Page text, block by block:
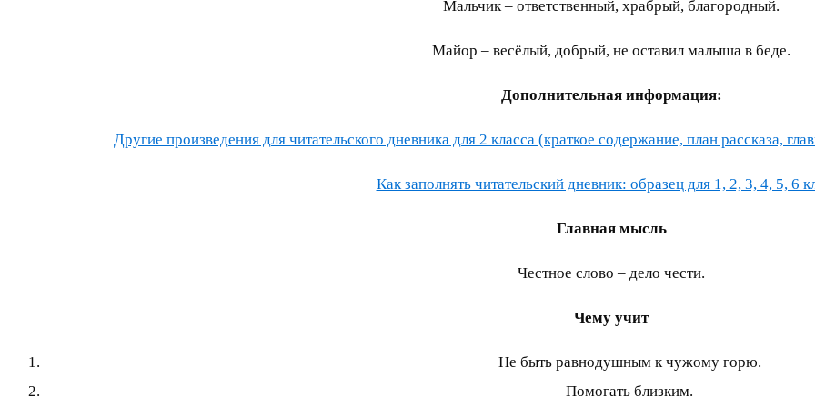
Мальчик – ответственный, храбрый, благородный.
Майор – весёлый, добрый, не оставил малыша в беде.
Дополнительная информация:
Другие произведения для читательского дневника для 2 класса (краткое содержание, план рассказа,
Как заполнять читательский дневник: образец для 1, 2, 3, 4, 5, 6
Главная мысль
Честное слово – дело чести.
Чему учит
Не быть равнодушным к чужому горю.
Помогать близким.